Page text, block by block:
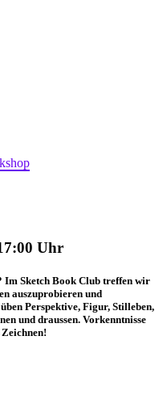
Im Sketch Book Club treffen wir
auszuprobieren und
Perspektive, Figur, Stilleben,
und draussen. Vorkenntnisse